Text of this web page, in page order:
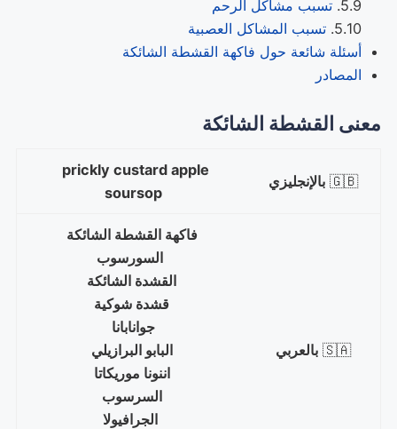
تسبب مشاكل الرحم
تسبب المشاكل العصبية
أسئلة شائعة حول فاكهة القشطة الشائكة
المصادر
معنى القشطة الشائكة
🇬🇧 بالإنجليزي
soursop
🇸🇦 بالعربي
فاكهة القشطة الشائكة
السورسوب
القشدة الشائكة
قشدة شوكية
جوانابانا
البابو البرازيلي
اننونا موريكاتا
السرسوب
الجرافيولا